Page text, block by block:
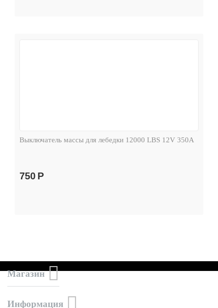
Выключатель массы для лебедки 12000 LBS 12V 350А
750 Р
Магазин
Информация